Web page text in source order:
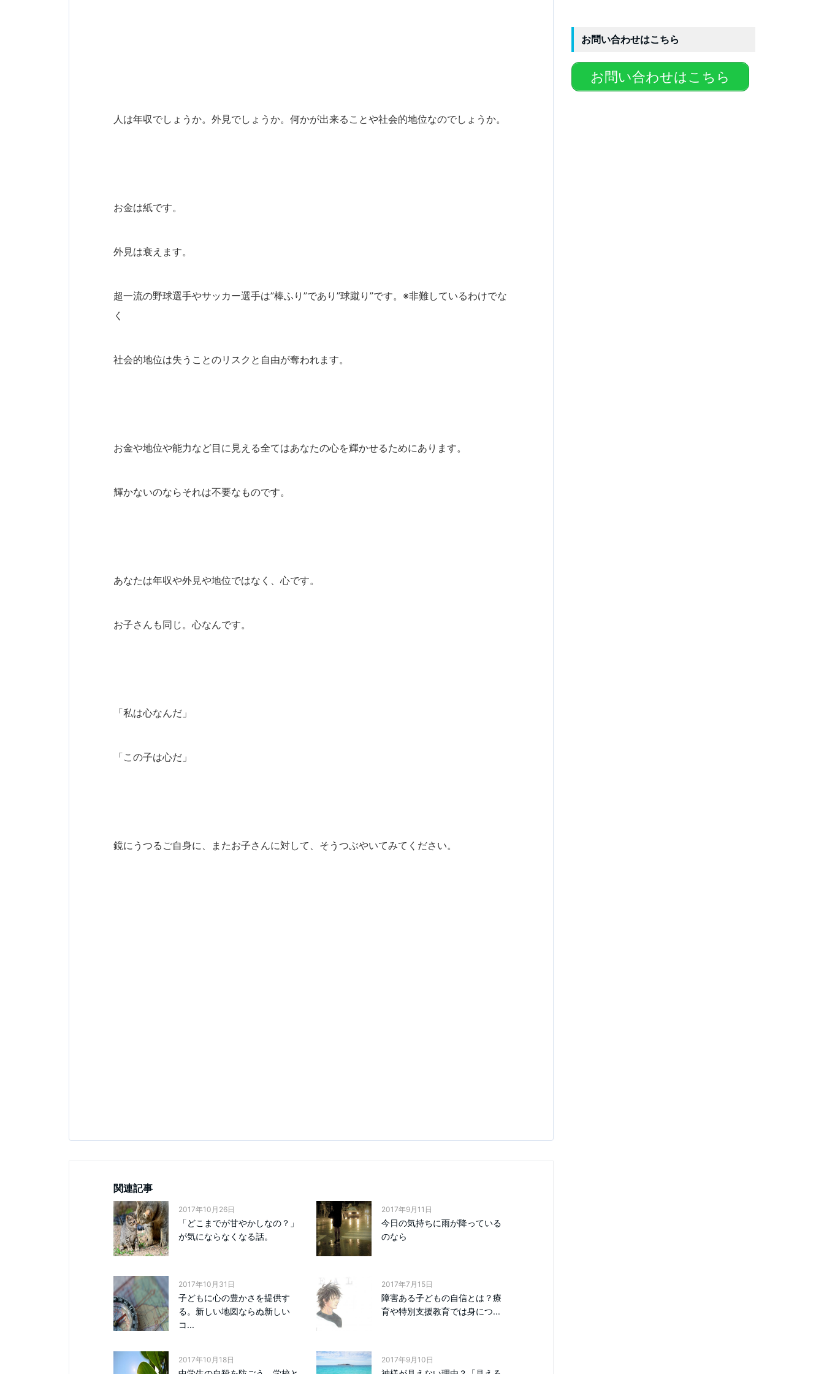
人は年収でしょうか。外見でしょうか。何かが出来ることや社会的地位なのでしょうか。
お金は紙です。
外見は衰えます。
超一流の野球選手やサッカー選手は”棒ふり”であり”球蹴り”です。※非難しているわけでな
く
社会的地位は失うことのリスクと自由が奪われます。
お金や地位や能力など目に見える全てはあなたの心を輝かせるためにあります。
輝かないのならそれは不要なものです。
あなたは年収や外見や地位ではなく、心です。
お子さんも同じ。心なんです。
「私は心なんだ」
「この子は心だ」
鏡にうつるご自身に、またお子さんに対して、そうつぶやいてみてください。
関連記事
2017年10月26日
「どこまでが甘やかしなの？」
が気にならなくなる話。
2017年9月11日
今日の気持ちに雨が降っている
のなら
2017年10月31日
子どもに心の豊かさを提供す
る。新しい地図ならぬ新しい
コ...
2017年7月15日
障害ある子どもの自信とは？療
育や特別支援教育では身につ...
2017年10月18日 2017年9月10日
お問い合わせはこちら
お問い合わせはこちら